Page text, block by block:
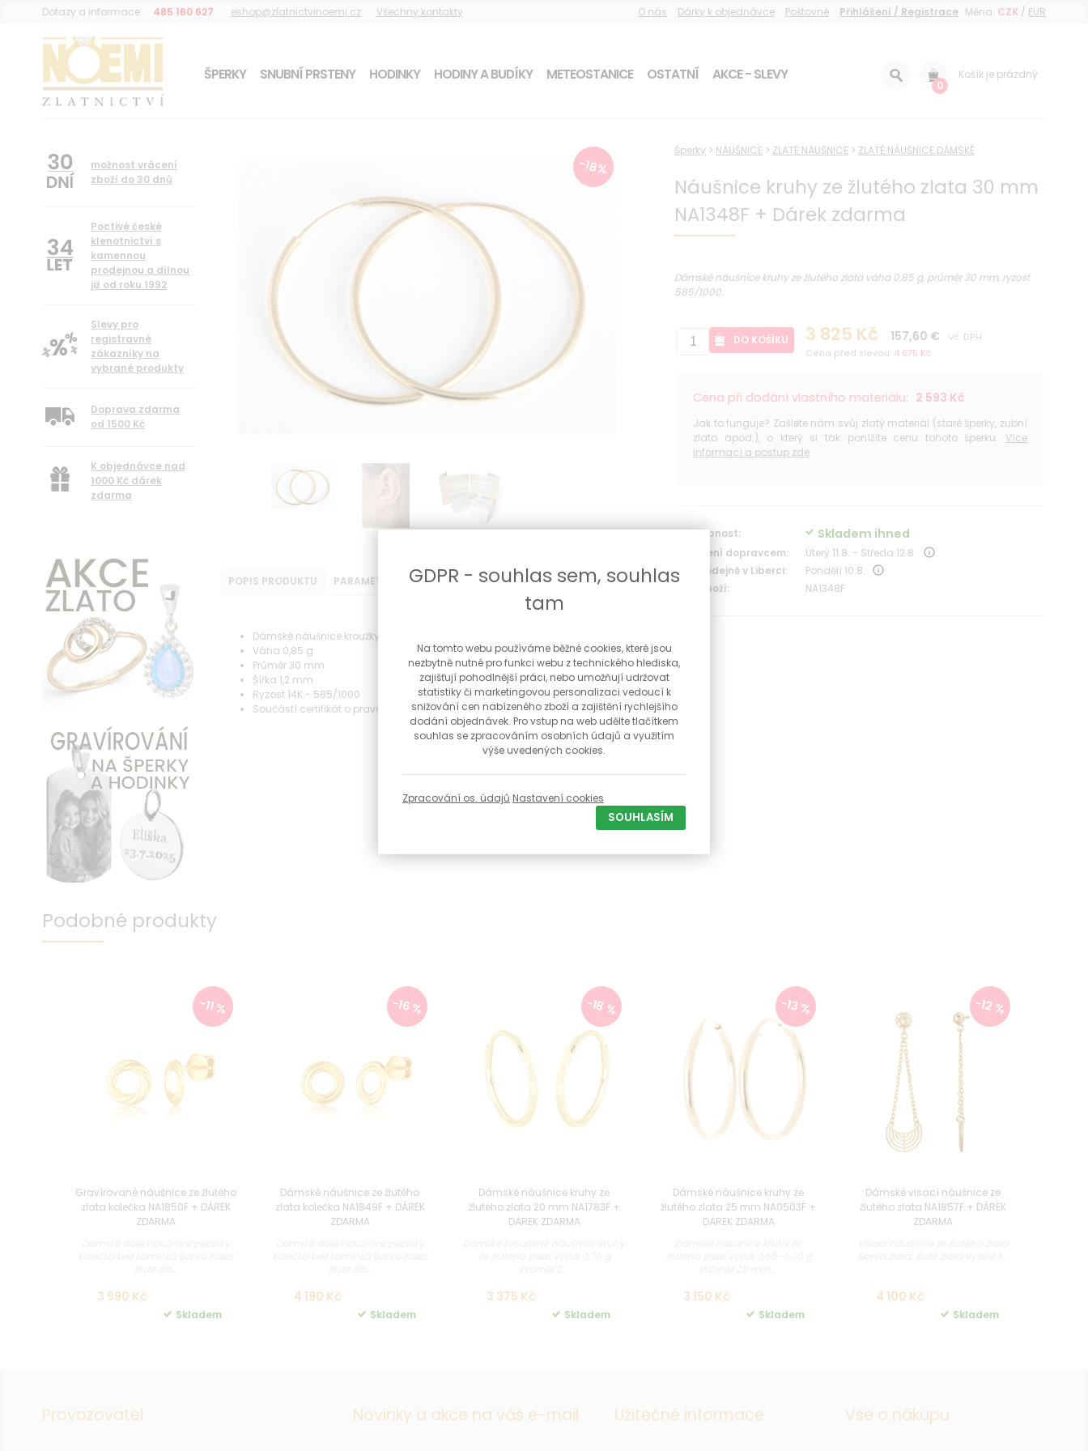
Dotazy a informace: 485 160 627 eshop@zlatnictvinoemi.cz Všechny kontakty O nás Dárky k objednávce Poštovné Přihlášení / Registrace Měna: CZK / EUR
0
Košík je prázdný
ŠPERKY SNUBNÍ PRSTENY HODINKY HODINY A BUDÍKY METEOSTANICE OSTATNÍ
AKCE - SLEVY
Šperky > NÁUŠNICE > ZLATÉ NÁUŠNICE > ZLATÉ NÁUŠNICE DÁMSKÉ
Náušnice kruhy ze žlutého zlata 30 mm
NA1348F + Dárek zdarma
-18%
Dámské náušnice kruhy ze žlutého zlata váha 0,85 g, průměr 30 mm, ryzost
585/1000.
DO KOŠÍKU 3 825 Kč 157,60 €
vč. DPH
Cena před slevou: 4 675 Kč
Cena při dodání vlastního materiálu: 2 593 Kč
Jak to funguje? Zašlete nám svůj zlatý materiál (staré šperky, zubní
zlato apod.), o který si tak ponížíte cenu tohoto šperku. Více
informací a postup zde
Dostupnost: Skladem ihned
Doručení dopravcem:
Úterý 11.8. - Středa 12.8.
Na prodejně v Liberci:
Pondělí 10.8.
Kód zboží:
NA1348F
POPIS PRODUKTU PARAMETRY
Dámské náušnice kroužky ze žlutého zlata
Váha 0,85 g
Průměr 30 mm
Šířka 1,2 mm
Ryzost 14K - 585/1000
Součástí certifikát o pravosti zlata a dárková krabička
možnost vrácení
zboží do 30 dnů
34
Poctivé české
klenotnictví s
kamennou
prodejnou a dílnou
již od roku 1992
Slevy pro
registravné
zákazníky na
vybrané produkty
Doprava zdarma
od 1500 Kč
K objednávce nad
1000 Kč dárek
zdarma
Podobné produkty
-11 %
Gravírované náušnice ze žlutého
zlata kolečka NA1850F + DÁREK
ZDARMA
3 990 Kč
Skladem
-16 %
Dámské náušnice ze žlutého
zlata kolečka NA1849F + DÁREK
ZDARMA
4 190 Kč
Skladem
-18 %
Dámské náušnice kruhy ze
žlutého zlata 20 mm NA1783F +
DÁREK ZDARMA
3 375 Kč
Skladem
-13 %
Dámské náušnice kruhy ze
žlutého zlata 25 mm NA0503F +
DÁREK ZDARMA
3 150 Kč
Skladem
-12 %
Dámské visací náušnice ze
žlutého zlata NA1857F + DÁREK
ZDARMA
4 100 Kč
Skladem
Provozovatel Novinky a akce na váš e-mail Užitečné informace Vše o nákupu
GDPR - souhlas sem, souhlas
tam
Na tomto webu používáme běžné cookies, které jsou
nezbytně nutné pro funkci webu z technického hlediska,
zajišťují pohodlnější práci, nebo umožňují udržovat
statistiky či marketingovou personalizaci vedoucí k
snižování cen nabízeného zboží a zajištění rychlejšího
dodání objednávek. Pro vstup na web udělte tlačítkem
souhlas se zpracováním osobních údajů a využitím
výše uvedených cookies.
Zpracování os. údajů Nastavení cookies
SOUHLASÍM